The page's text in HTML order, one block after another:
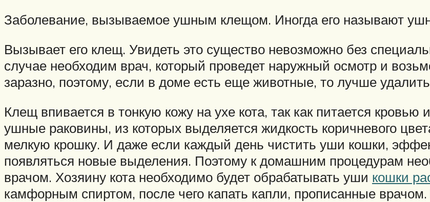
Заболевание, вызываемое ушным клещом. Иногда его называют
Вызывает его клещ. Увидеть это существо невозможно без
случае необходим врач, который проведет наружный осмотр и
заразно, поэтому, если в доме есть еще животные, то лучше удалить
Клещ впивается в тонкую кожу на ухе кота, так как питается
ушные раковины, из которых выделяется жидкость коричневого
мелкую крошку. И даже если каждый день чистить уши кошки,
появляться новые выделения. Поэтому к домашним процедурам
врачом. Хозяину кота необходимо будет обрабатывать уши кошки
камфорным спиртом, после чего капать капли, прописанные